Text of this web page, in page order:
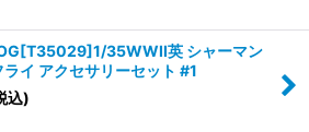
35WWII英 シャーマン
イ アクセサリーセット #1
込)